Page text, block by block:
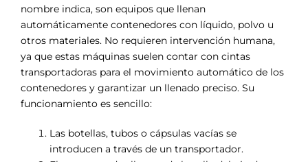
nombre indica, son equipos que llenan
automáticamente contenedores con líquido, polvo u
otros materiales. No requieren intervención humana,
ya que estas máquinas suelen contar con cintas
transportadoras para el movimiento automático de los
contenedores y garantizar un llenado preciso. Su
funcionamiento es sencillo:
Las botellas, tubos o cápsulas vacías se
introducen a través de un transportador.